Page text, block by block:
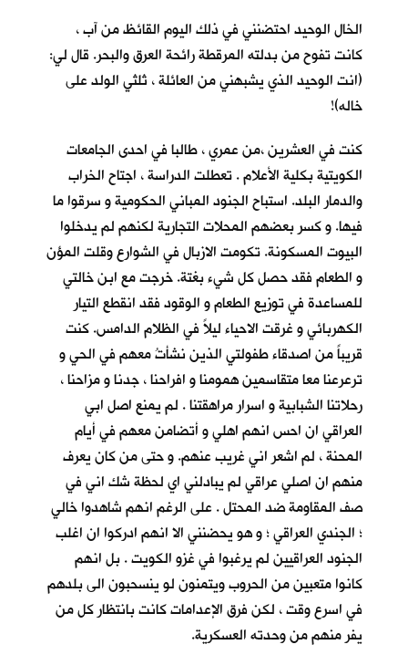
الخال الوحيد احتضنني في ذلك اليوم القائظ من آب ،
كانت تفوح من بدلته المرقطة رائحة العرق والبحر. قال لي:
(انت الوحيد الذي يشبهني من العائلة ، ثلثي الولد على
خاله)!
كنت في العشرين ،من عمري ، طالبا في احدى الجامعات
الكويتية بكلية الأعلام . تعطلت الدراسة ، اجتاح الخراب
والدمار البلد. استباح الجنود المباني الحكومية و سرقوا ما
فيها. و كسر بعضهم المحلات التجارية لكنهم لم يدخلوا
البيوت المسكونة. تكومت الازبال في الشوارع وقلت المؤن
و الطعام فقد حصل كل شيء بغتة. خرجت مع ابن خالتي
للمساعدة في توزيع الطعام و الوقود فقد انقطع التيار
الكهربائي و غرقت الاحياء ليلاً في الظلام الدامس. كنت
قريباً من اصدقاء طفولتي الذين نشأتُ معهم في الحي و
ترعرعنا معا متقاسمين همومنا و افراحنا ، جدنا و مزاحنا ،
رحلاتنا الشبابية و اسرار مراهقتنا . لم يمنع اصل ابي
العراقي ان احس انهم اهلي و أتضامن معهم في أيام
المحنة ، لم اشعر اني غريب عنهم. و حتى من كان يعرف
منهم ان اصلي عراقي لم يبادلني اي لحظة شك اني في
صف المقاومة ضد المحتل . على الرغم انهم شاهدوا خالي
؛ الجندي العراقي ؛ و هو يحضنني الا انهم ادركوا ان اغلب
الجنود العراقيين لم يرغبوا في غزو الكويت . بل انهم
كانوا متعبين من الحروب ويتمنون لو ينسحبون الى بلدهم
في اسرع وقت ، لكن فرق الإعدامات كانت بانتظار كل من
يفر منهم من وحدته العسكرية.